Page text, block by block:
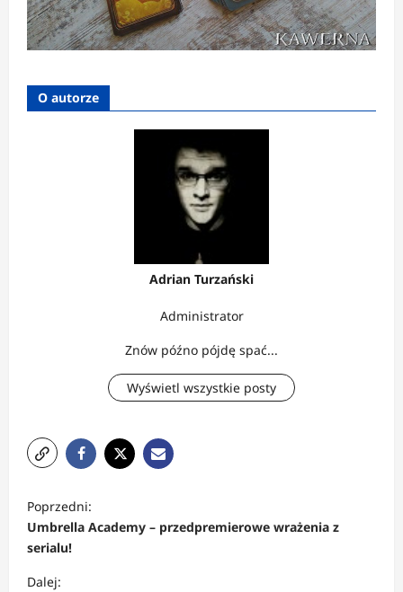
O autorze
Adrian Turzański
Administrator
Znów późno pójdę spać...
Wyświetl wszystkie posty
o
b
a
Poprzedni:
Umbrella Academy – przedpremierowe wrażenia z
serialu!
Dalej: